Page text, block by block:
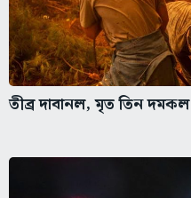
তীব্র দাবানল, মৃত তিন দমকল